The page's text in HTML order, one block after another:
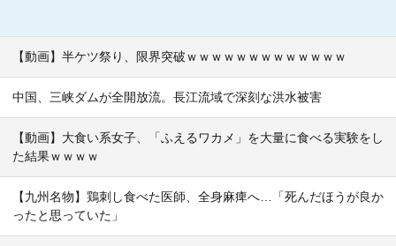
【動画】半ケツ祭り、限界突破ｗｗｗｗｗｗｗｗｗｗｗｗｗ
中国、三峡ダムが全開放流。長江流域で深刻な洪水被害
【動画】大食い系女子、「ふえるワカメ」を大量に食べる実験をし
た結果ｗｗｗｗ
【九州名物】鶏刺し食べた医師、全身麻痺へ…「死んだほうが良か
ったと思っていた」